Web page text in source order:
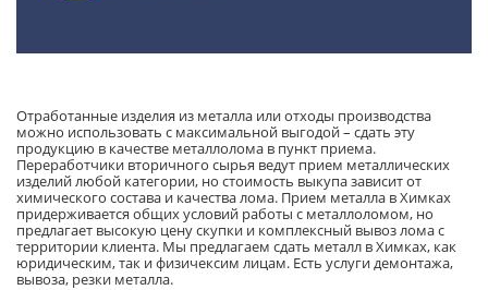
Отработанные изделия из металла или отходы производства
можно использовать с максимальной выгодой – сдать эту
продукцию в качестве металлолома в пункт приема.
Переработчики вторичного сырья ведут прием металлических
изделий любой категории, но стоимость выкупа зависит от
химического состава и качества лома. Прием металла в Химках
придерживается общих условий работы с металлоломом, но
предлагает высокую цену скупки и комплексный вывоз лома с
территории клиента. Мы предлагаем сдать металл в Химках, как
юридическим, так и физичексим лицам. Есть услуги демонтажа,
вывоза, резки металла.